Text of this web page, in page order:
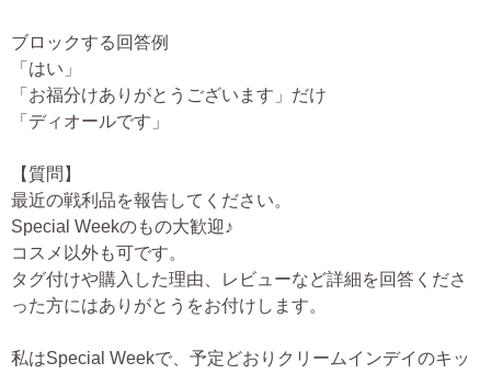
ブロックする回答例
「はい」
「お福分けありがとうございます」だけ
「ディオールです」
【質問】
最近の戦利品を報告してください。
Special Weekのもの大歓迎♪
コスメ以外も可です。
タグ付けや購入した理由、レビューなど詳細を回答くださ
った方にはありがとうをお付けします。
私はSpecial Weekで、予定どおりクリームインデイのキッ